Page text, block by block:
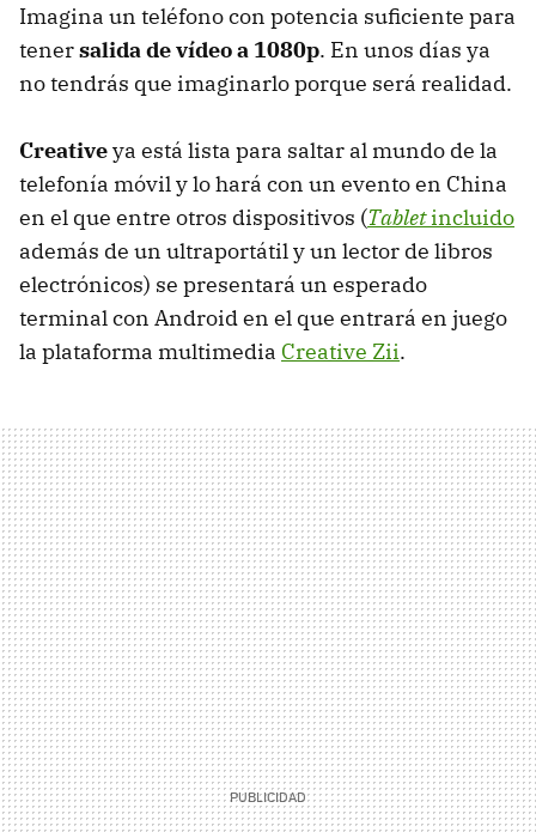
Imagina un teléfono con potencia suficiente para
tenersalida de vídeo a 1080p. En unos días ya
no tendrás que imaginarlo porque será realidad.
Creativeya está lista para saltar al mundo de la
telefonía móvil y lo hará con un evento en China
en el que entre otros dispositivos (Tabletincluido
además de un ultraportátil y un lector de libros
electrónicos) se presentará un esperado
terminal con Android en el que entrará en juego
la plataforma multimedia Creative Zii.